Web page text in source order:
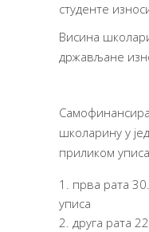
студенте
Висина
држављане
школарину у
приликом
прва рата
уписа
друга